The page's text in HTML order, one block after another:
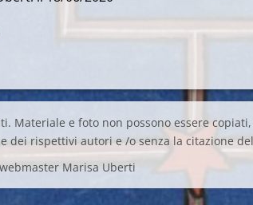
Materiale e foto non possono essere
dei rispettivi autori e /o senza la citazione
webmaster Marisa Uberti